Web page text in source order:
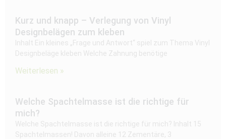
Kurz und knapp – Verlegung von Vinyl
Designbelägen zum kleben
Inhalt Ein kleines „Frage und Antwort“ spiel zum Thema Vinyl
Designbeläge kleben Welche Zahnung benötige
Weiterlesen »
Welche Spachtelmasse ist die richtige für
mich?
Welche Spachtelmasse ist die richtige für mich? Inhalt 15
Spachtelmassen! Davon alleine 12 Zementäre, 3